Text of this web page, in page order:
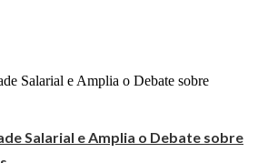
Salarial e Amplia o Debate sobre